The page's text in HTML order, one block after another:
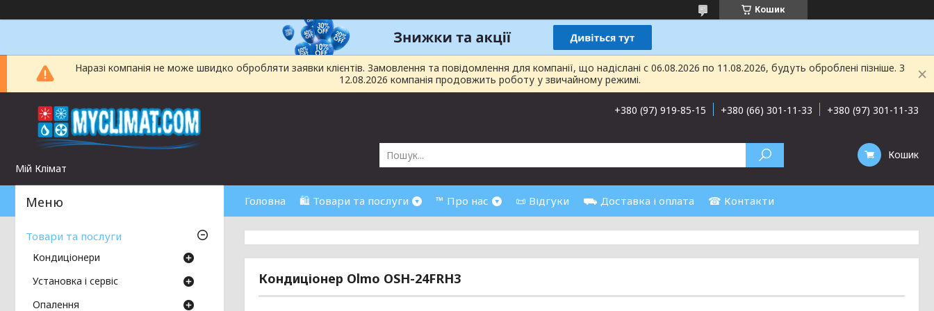
Кошик
Наразі компанія не може швидко обробляти заявки клієнтів. Замовлення та повідомлення для компанії, що надіслані с 06.08.2026 по 11.08.2026, будуть оброблені пізніше. З
12.08.2026 компанія продовжить роботу у звичайному режимі.
Мій Клімат
+380 (97) 919-85-15 +380 (66) 301-11-33 +380 (97) 301-11-33
Кошик
Головна 🛍 Товари та послуги ™ Про нас 📜 Відгуки ⛟ Доставка і оплата ☎ Контакти
Кондиціонер Olmo OSH-24FRH3
Товари та послуги
Кондиціонери
Установка і сервіс
Опалення